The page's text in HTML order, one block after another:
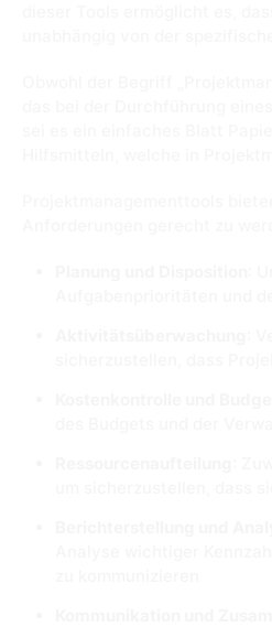
dieser Tools ermöglicht es,
unabhängig von der
Obwohl der Begriff
das bei der Durchführung
sei es ein einfaches Blatt
Hilfsmitteln, welche in
Projektmanagementtools
Anforderungen gerecht zu
Aufgabenprioritäten und
Kostenkontrolle und
des Budgets und der
um sicherzustellen, dass
und
Analyse wichtiger
Kommunikation und